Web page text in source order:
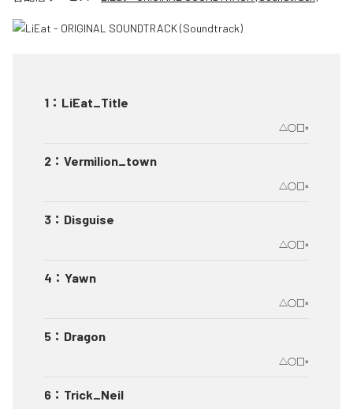
1 ： LiEat_Title
△○□×
2 ： Vermilion_town
△○□×
3 ： Disguise
△○□×
4 ： Yawn
△○□×
5 ： Dragon
△○□×
6 ： Trick_Neil